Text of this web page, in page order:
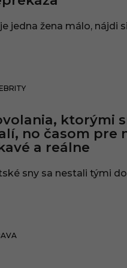
jedna žena málo, nájdi
ktorými
no časom pre
a reálne
sny sa nestali tými